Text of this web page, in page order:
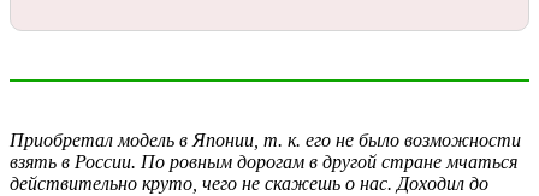
Приобретал модель в Японии, т. к. его не было возможности
взять в России. По ровным дорогам в другой стране мчаться
действительно круто, чего не скажешь о нас. Доходил до